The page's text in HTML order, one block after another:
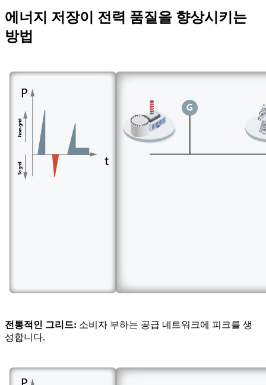
에너지 저장이 전력 품질을 향상시키는
방법
전통적인 그리드: 소비자 부하는 공급 네트워크에 피크를 생
성합니다.